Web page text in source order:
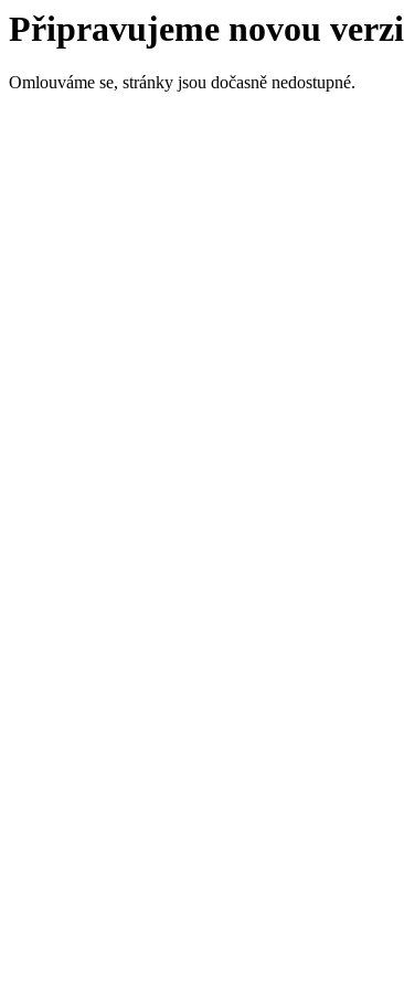
Připravujeme novou verzi
Omlouváme se, stránky jsou dočasně nedostupné.